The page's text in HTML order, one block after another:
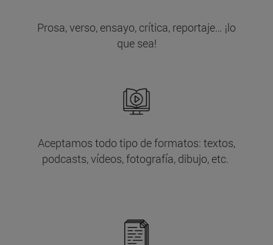
Prosa, verso, ensayo, crítica, reportaje… ¡lo
que sea!
Aceptamos todo tipo de formatos: textos,
podcasts, vídeos, fotografía, dibujo, etc.